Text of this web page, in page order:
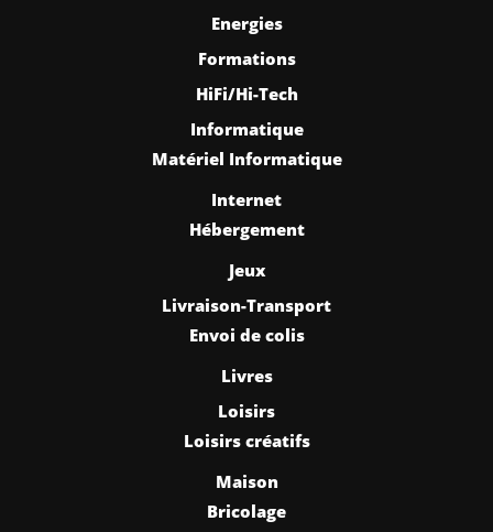
Energies
Formations
HiFi/Hi-Tech
Informatique
Matériel Informatique
Internet
Hébergement
Jeux
Livraison-Transport
Envoi de colis
Livres
Loisirs
Loisirs créatifs
Maison
Bricolage